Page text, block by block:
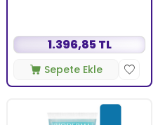
1.396,85 TL
Sepete Ekle